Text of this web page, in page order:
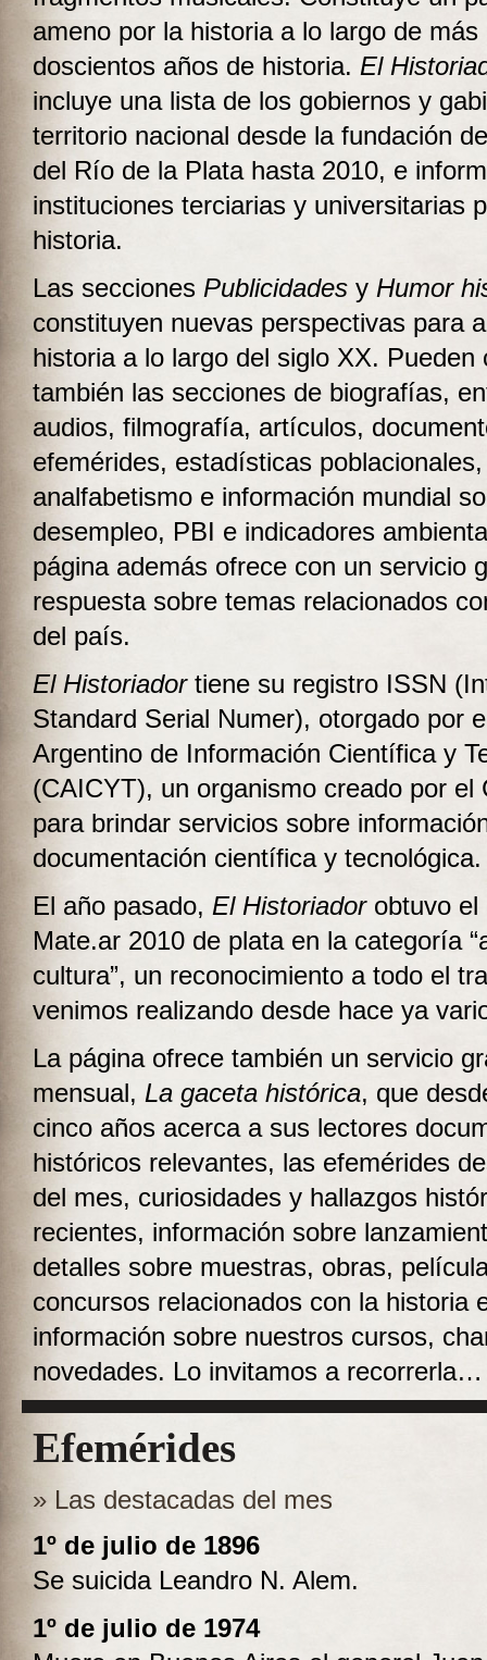
ameno por la historia a lo largo de más
doscientos años de historia. El
incluye una lista de los gobiernos y
territorio nacional desde la fundación
del Río de la Plata hasta 2010, e
instituciones terciarias y universitarias
historia.
Las secciones Publicidades y Humor
constituyen nuevas perspectivas para
historia a lo largo del siglo XX. Pueden
también las secciones de biografías,
audios, filmografía, artículos,
efemérides, estadísticas
analfabetismo e información mundial
desempleo, PBI e indicadores
página además ofrece con un servicio
respuesta sobre temas relacionados
del país.
El Historiador tiene su registro ISSN
Standard Serial Numer), otorgado por
Argentino de Información Científica y
(CAICYT), un organismo creado por el
para brindar servicios sobre
documentación científica y tecnológica.
El año pasado, El Historiadorobtuvo el
Mate.ar 2010 de plata en la categoría
cultura”, un reconocimiento a todo el
venimos realizando desde hace ya
La página ofrece también un servicio
mensual, La gaceta histórica, que
cinco años acerca a sus lectores
históricos relevantes, las efemérides
del mes, curiosidades y hallazgos
recientes, información sobre
detalles sobre muestras, obras,
concursos relacionados con la historia
información sobre nuestros cursos,
novedades. Lo invitamos a recorrerla…
Efemérides
» Las destacadas del mes
1º de julio de 1896
Se suicida Leandro N. Alem.
1º de julio de 1974